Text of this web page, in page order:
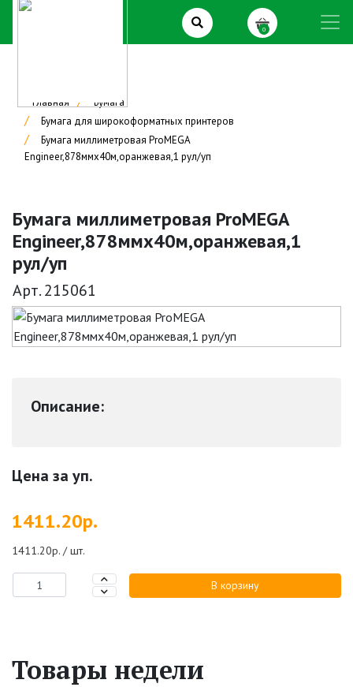
0
Главная
Бумага
Бумага для широкоформатных принтеров
Бумага миллиметровая ProMEGA
Engineer,878ммх40м,оранжевая,1 рул/уп
Бумага миллиметровая ProMEGA
Engineer,878ммх40м,оранжевая,1
рул/уп
Арт. 215061
Описание:
Цена за уп.
1411.20р.
1411.20р. / шт.
В корзину
Товары недели